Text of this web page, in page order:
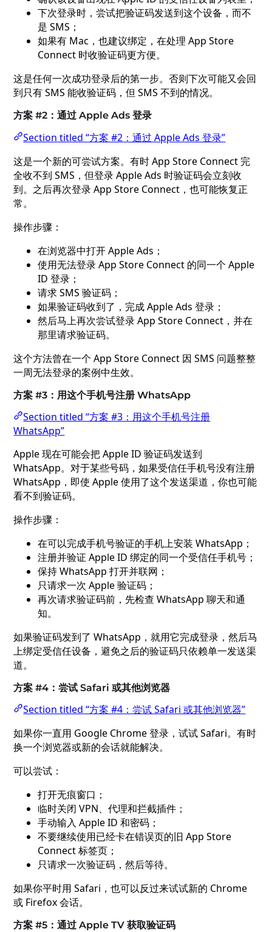
下次登录时，尝试把验证码发送到这个设备，而不
是 SMS；
如果有 Mac，也建议绑定，在处理 App Store
Connect 时收验证码更方便。
这是任何一次成功登录后的第一步。否则下次可能又会回
到只有 SMS 能收验证码，但 SMS 不到的情况。
方案 #2：通过 Apple Ads 登录
Section titled “方案 #2：通过 Apple Ads 登录”
这是一个新的可尝试方案。有时 App Store Connect 完
全收不到 SMS，但登录 Apple Ads 时验证码会立刻收
到。之后再次登录 App Store Connect，也可能恢复正
常。
操作步骤：
在浏览器中打开 Apple Ads；
使用无法登录 App Store Connect 的同一个 Apple
ID 登录；
请求 SMS 验证码；
如果验证码收到了，完成 Apple Ads 登录；
然后马上再次尝试登录 App Store Connect，并在
那里请求验证码。
这个方法曾在一个 App Store Connect 因 SMS 问题整整
一周无法登录的案例中生效。
方案 #3：用这个手机号注册 WhatsApp
Section titled “方案 #3：用这个手机号注册
WhatsApp”
Apple 现在可能会把 Apple ID 验证码发送到
WhatsApp。对于某些号码，如果受信任手机号没有注册
WhatsApp，即使 Apple 使用了这个发送渠道，你也可能
看不到验证码。
操作步骤：
在可以完成手机号验证的手机上安装 WhatsApp；
注册并验证 Apple ID 绑定的同一个受信任手机号；
保持 WhatsApp 打开并联网；
只请求一次 Apple 验证码；
再次请求验证码前，先检查 WhatsApp 聊天和通
知。
如果验证码发到了 WhatsApp，就用它完成登录，然后马
上绑定受信任设备，避免之后的验证码只依赖单一发送渠
道。
方案 #4：尝试 Safari 或其他浏览器
Section titled “方案 #4：尝试 Safari 或其他浏览器”
如果你一直用 Google Chrome 登录，试试 Safari。有时
换一个浏览器或新的会话就能解决。
可以尝试：
打开无痕窗口；
临时关闭 VPN、代理和拦截插件；
手动输入 Apple ID 和密码；
不要继续使用已经卡在错误页的旧 App Store
Connect 标签页；
只请求一次验证码，然后等待。
如果你平时用 Safari，也可以反过来试试新的 Chrome
或 Firefox 会话。
方案 #5：通过 Apple TV 获取验证码